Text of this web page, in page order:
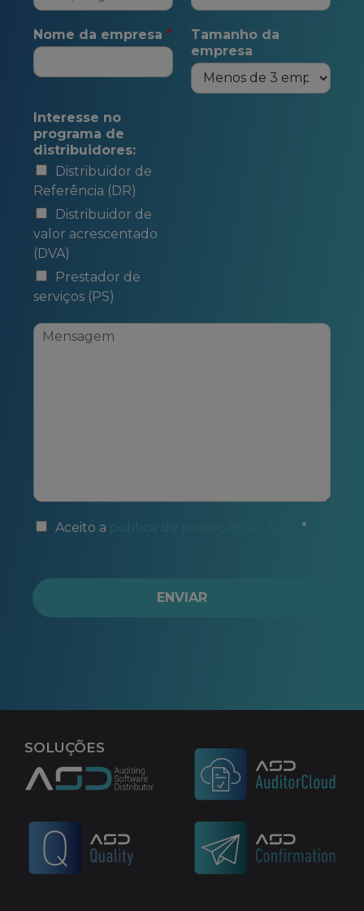
Nome da empresa *
Tamanho da
empresa
Interesse no
programa de
distribuidores:
Distribuidor de
Referência (DR)
Distribuidor de
valor acrescentado
(DVA)
Prestador de
serviços (PS)
Aceito a *
ENVIAR
SOLUÇÕES